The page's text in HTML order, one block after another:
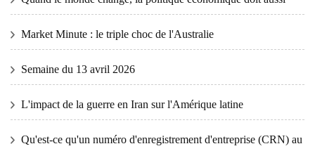
Market Minute : le triple choc de l'Australie
Semaine du 13 avril 2026
L'impact de la guerre en Iran sur l'Amérique latine
Qu'est-ce qu'un numéro d'enregistrement d'entreprise (CRN) au